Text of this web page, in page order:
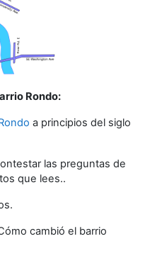
Rondo:
a principios del siglo
las preguntas de
que lees..
cambió el barrio